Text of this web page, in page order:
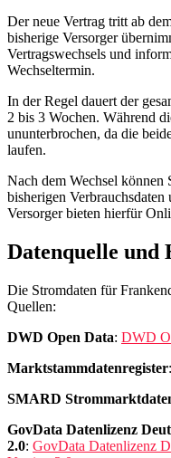
Der neue Vertrag tritt ab
bisherige Versorger
Vertragswechsels und
Wechseltermin.
In der Regel dauert der
2 bis 3 Wochen. Während
ununterbrochen, da die
laufen.
Nach dem Wechsel können
bisherigen
Versorger bieten hierfür
Datenquelle und
Die Stromdaten für
Quellen:
DWD Open Data: DWD
Marktstammdatenregister:
SMARD
GovData Datenlizenz
2.0: GovData Datenlizenz